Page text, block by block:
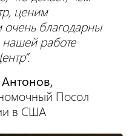
ценим
очень благодарны
работе
Посол
в США